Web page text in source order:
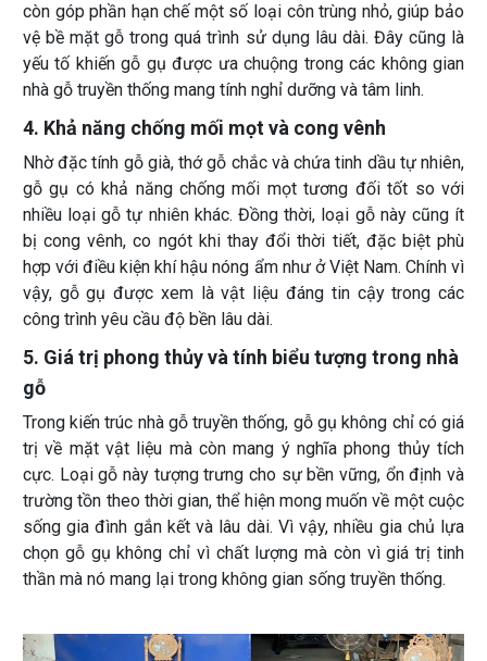
còn góp phần hạn chế một số loại côn trùng nhỏ, giúp bảo
vệ bề mặt gỗ trong quá trình sử dụng lâu dài. Đây cũng là
yếu tố khiến gỗ gụ được ưa chuộng trong các không gian
nhà gỗ truyền thống mang tính nghỉ dưỡng và tâm linh.
4. Khả năng chống mối mọt và cong vênh
Nhờ đặc tính gỗ già, thớ gỗ chắc và chứa tinh dầu tự nhiên,
gỗ gụ có khả năng chống mối mọt tương đối tốt so với
nhiều loại gỗ tự nhiên khác. Đồng thời, loại gỗ này cũng ít
bị cong vênh, co ngót khi thay đổi thời tiết, đặc biệt phù
hợp với điều kiện khí hậu nóng ẩm như ở Việt Nam. Chính vì
vậy, gỗ gụ được xem là vật liệu đáng tin cậy trong các
công trình yêu cầu độ bền lâu dài.
5. Giá trị phong thủy và tính biểu tượng trong nhà
gỗ
Trong kiến trúc nhà gỗ truyền thống, gỗ gụ không chỉ có giá
trị về mặt vật liệu mà còn mang ý nghĩa phong thủy tích
cực. Loại gỗ này tượng trưng cho sự bền vững, ổn định và
trường tồn theo thời gian, thể hiện mong muốn về một cuộc
sống gia đình gắn kết và lâu dài. Vì vậy, nhiều gia chủ lựa
chọn gỗ gụ không chỉ vì chất lượng mà còn vì giá trị tinh
thần mà nó mang lại trong không gian sống truyền thống.